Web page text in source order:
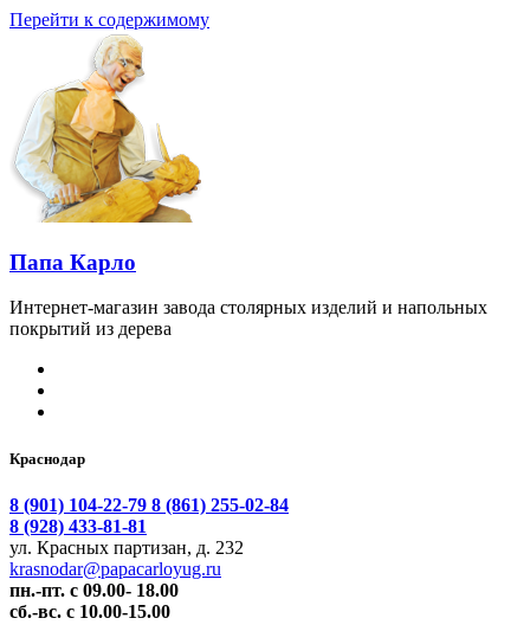
Перейти к содержимому
Папа Карло
Интернет-магазин завода столярных изделий и напольных
покрытий из дерева
Краснодар
8 (901) 104-22-79 8 (861) 255-02-84
8 (928) 433-81-81
ул. Красных партизан, д. 232
krasnodar@papacarloyug.ru
пн.-пт. с 09.00- 18.00
сб.-вс. с 10.00-15.00